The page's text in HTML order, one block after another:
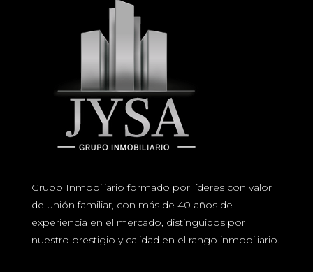
Grupo Inmobiliario formado por líderes con valor
de unión familiar, con más de 40 años de
experiencia en el mercado, distinguidos por
nuestro prestigio y calidad en el rango inmobiliario.